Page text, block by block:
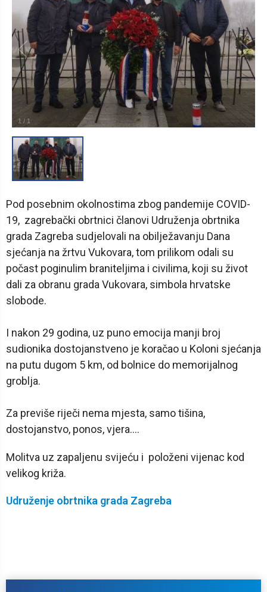
1 / 1
Pod posebnim okolnostima zbog pandemije COVID-
19, zagrebački obrtnici članovi Udruženja obrtnika
grada Zagreba sudjelovali na obilježavanju Dana
sjećanja na žrtvu Vukovara, tom prilikom odali su
počast poginulim braniteljima i civilima, koji su život
dali za obranu grada Vukovara, simbola hrvatske
slobode.
I nakon 29 godina, uz puno emocija manji broj
sudionika dostojanstveno je koračao u Koloni sjećanja
na putu dugom 5 km, od bolnice do memorijalnog
groblja.
Za previše riječi nema mjesta, samo tišina,
dostojanstvo, ponos, vjera….
Molitva uz zapaljenu svijeću i položeni vijenac kod
velikog križa.
Udruženje obrtnika grada Zagreba